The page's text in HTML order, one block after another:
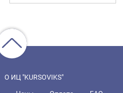
О ИЦ "KURSOVIKS"